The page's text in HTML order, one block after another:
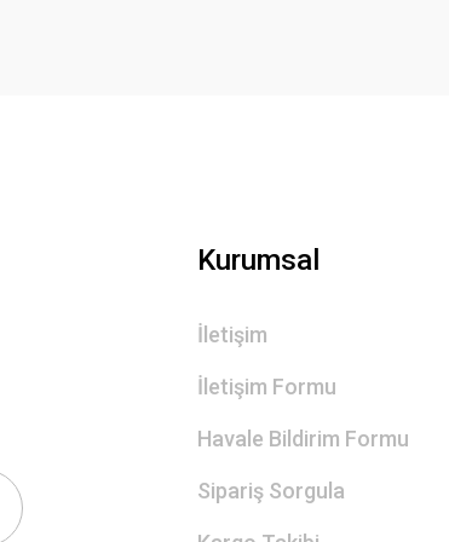
Kurumsal
İletişim
İletişim Formu
Havale Bildirim Formu
Sipariş Sorgula